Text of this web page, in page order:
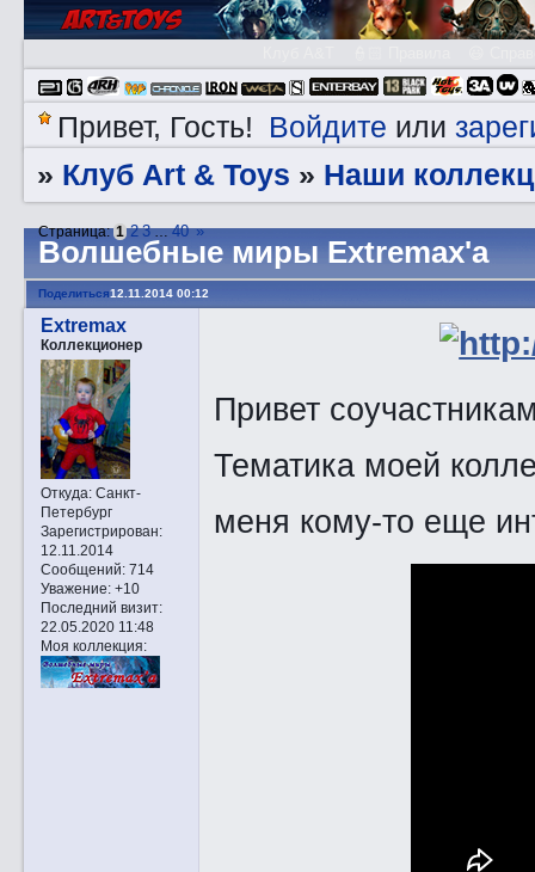
Привет, Гость! Войдите или
» Клуб Art & Toys » Наши
Волшебные миры Extremax'a
Страница:1 2 3 … 40 »
Поделиться12.11.2014 00:12
Extremax
Коллекционер
Откуда:Санкт-
Петербург
Зарегистрирован:
12.11.2014
Сообщений:714
Уважение: +10
Последний визит:
22.05.2020 11:48
Моя коллекция:
Привет
Тематика моей
меня кому-то еще